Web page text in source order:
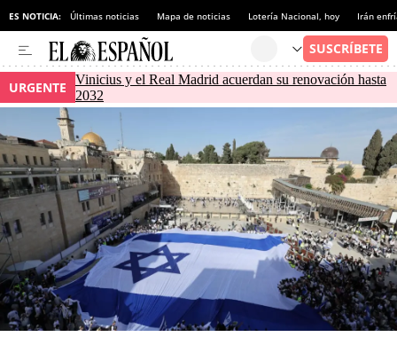
ES NOTICIA: Últimas noticias Mapa de noticias Lotería Nacional, hoy Irán
URGENTE
Vinicius y el Real Madrid acuerdan su renovación hasta
2032